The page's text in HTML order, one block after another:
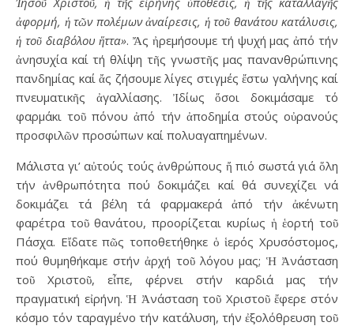
ἀφορμή, ἡ τῶν πολέμων ἀναίρεσις, ἡ τοῦ θανάτου κατάλυσις,
ἡ τοῦ διαβόλου ἥττα». Ἄς ἠρεμήσουμε τή ψυχή μας ἀπό τήν
ἀνησυχία καί τή θλίψη τῆς γνωστῆς μας πανανθρώπινης
πανδημίας καί ἄς ζήσουμε λίγες στιγμές ἔστω γαλήνης καί
πνευματικῆς ἀγαλλίασης. Ἰδίως ὅσοι δοκιμάσαμε τό
φαρμάκι τοῦ πόνου ἀπό τήν ἀποδημία στούς οὐρανούς
προσφιλῶν προσώπων καί πολυαγαπημένων.
Μάλιστα γι’ αὐτούς τούς ἀνθρώπους ἤ πιό σωστά γιά ὅλη
τήν ἀνθρωπότητα πού δοκιμάζει καί θά συνεχίζει νά
δοκιμάζει τά βέλη τά φαρμακερά ἀπό τήν ἀκένωτη
φαρέτρα τοῦ θανάτου, προορίζεται κυρίως ἡ ἑορτή τοῦ
Πάσχα. Εἴδατε πῶς τοποθετήθηκε ὁ ἱερός Χρυσόστομος,
πού θυμηθήκαμε στήν ἀρχή τοῦ λόγου μας; Ἡ Ἀνάσταση
τοῦ Χριστοῦ, εἶπε, φέρνει στήν καρδιά μας τήν
πραγματική εἰρήνη. Ἡ Ἀνάσταση τοῦ Χριστοῦ ἔφερε στόν
κόσμο τόν ταραγμένο τήν κατάλυση, τήν ἐξολόθρευση τοῦ